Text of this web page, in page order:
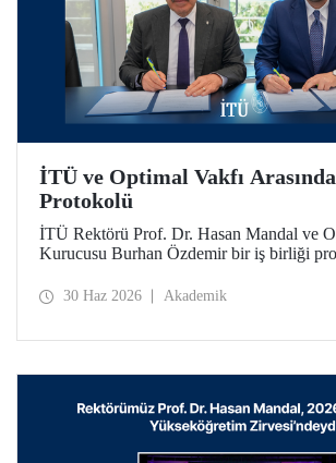
İTÜ ve Optimal Vakfı
Protokolü
İTÜ Rektörü Prof. Dr. Hasan Mandal ve
Kurucusu Burhan Özdemir bir iş birliği
odaklı eğitimlerle katkı sağlanması
30 Haz 2026 Akademik